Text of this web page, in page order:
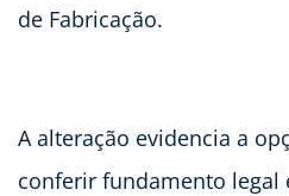
de Fabricação.
A alteração evidencia a
conferir fundamento legal